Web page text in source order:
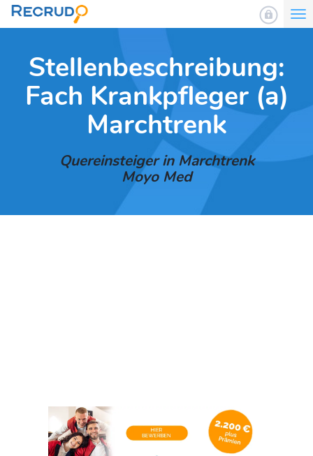
Stellenbeschreibung:
Fach Krankpfleger (a)
Marchtrenk
Quereinsteiger in Marchtrenk
Moyo Med